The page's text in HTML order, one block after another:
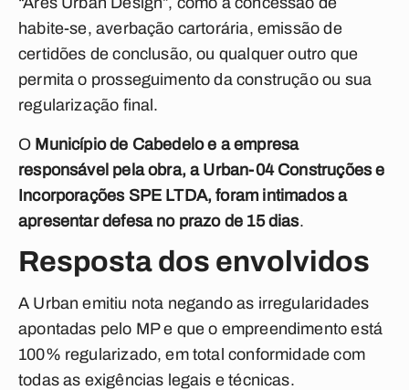
habite-se, averbação cartorária, emissão de
certidões de conclusão, ou qualquer outro que
permita o prosseguimento da construção ou sua
regularização final.
O Município de Cabedelo e a empresa
responsável pela obra, a Urban-04 Construções e
Incorporações SPE LTDA, foram intimados a
apresentar defesa no prazo de 15 dias.
Resposta dos envolvidos
A Urban emitiu nota negando as irregularidades
apontadas pelo MP e que o empreendimento está
100% regularizado, em total conformidade com
todas as exigências legais e técnicas.